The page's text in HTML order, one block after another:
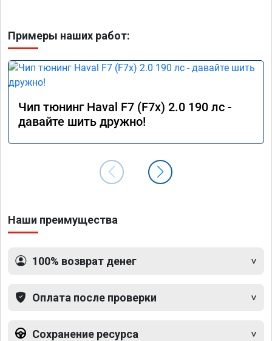
Примеры наших работ:
Чип тюнинг Haval F7 (F7x) 2.0 190 лс -
давайте шить дружно!
Наши преимущества
100% возврат денег
Оплата после проверки
Сохранение ресурса